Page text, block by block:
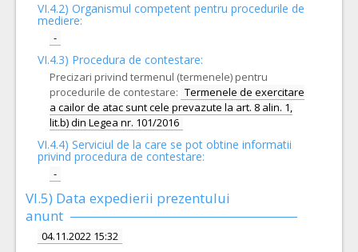
VI.4.2) Organismul competent pentru procedurile de
mediere:
-
VI.4.3) Procedura de contestare:
Precizari privind termenul (termenele) pentru
procedurile de contestare: Termenele de exercitare
a cailor de atac sunt cele prevazute la art. 8 alin. 1,
lit.b) din Legea nr. 101/2016
VI.4.4) Serviciul de la care se pot obtine informatii
privind procedura de contestare:
-
VI.5) Data expedierii prezentului
anunt
04.11.2022 15:32